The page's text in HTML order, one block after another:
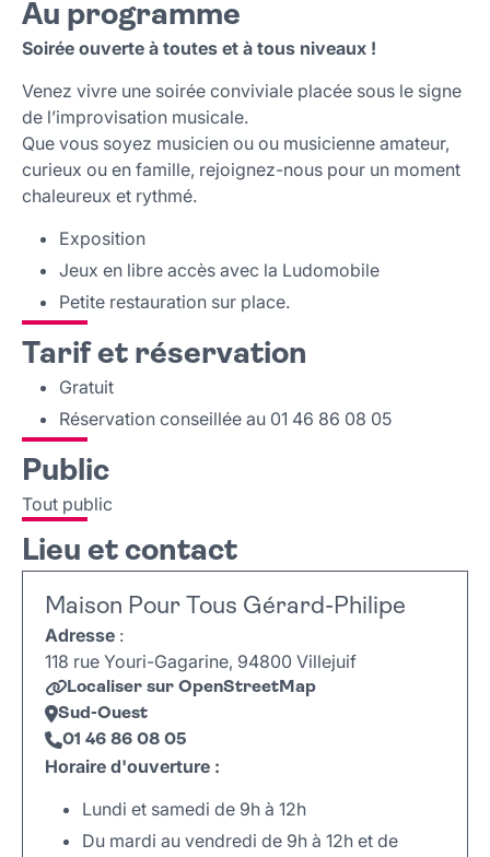
Au programme
Soirée ouverte à toutes et à tous niveaux !
Venez vivre une soirée conviviale placée sous le signe
de l’improvisation musicale.
Que vous soyez musicien ou ou musicienne amateur,
curieux ou en famille, rejoignez-nous pour un moment
chaleureux et rythmé.
Exposition
Jeux en libre accès avec la Ludomobile
Petite restauration sur place.
Tarif et réservation
Gratuit
Réservation conseillée au 01 46 86 08 05
Public
Tout public
Lieu et contact
Maison Pour Tous Gérard-Philipe
Adresse :
118 rue Youri-Gagarine, 94800 Villejuif
Localiser sur OpenStreetMap
Sud-Ouest
01 46 86 08 05
Horaire d'ouverture :
Lundi et samedi de 9h à 12h
Du mardi au vendredi de 9h à 12h et de